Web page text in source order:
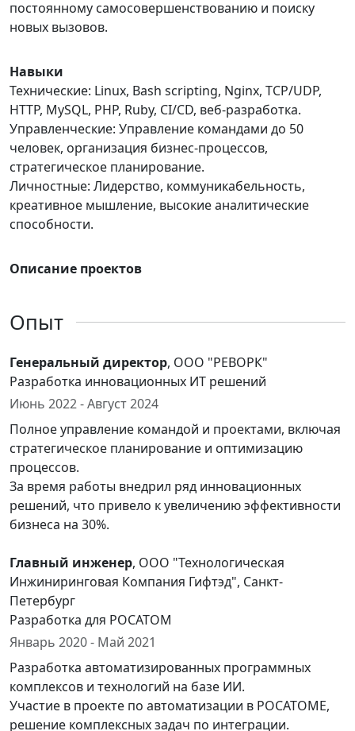
постоянному самосовершенствованию и поиску
новых вызовов.
Навыки
Технические: Linux, Bash scripting, Nginx, TCP/UDP,
HTTP, MySQL, PHP, Ruby, CI/CD, веб-разработка.
Управленческие: Управление командами до 50
человек, организация бизнес-процессов,
стратегическое планирование.
Личностные: Лидерство, коммуникабельность,
креативное мышление, высокие аналитические
способности.
Описание проектов
Опыт
Генеральный директор, ООО "РЕВОРК"
Разработка инновационных ИТ решений
Июнь 2022 - Август 2024
Полное управление командой и проектами, включая
стратегическое планирование и оптимизацию
процессов.
За время работы внедрил ряд инновационных
решений, что привело к увеличению эффективности
бизнеса на 30%.
Главный инженер, ООО "Технологическая
Инжиниринговая Компания Гифтэд", Санкт-
Петербург
Разработка для РОСАТОМ
Январь 2020 - Май 2021
Разработка автоматизированных программных
комплексов и технологий на базе ИИ.
Участие в проекте по автоматизации в РОСАТОМЕ,
решение комплексных задач по интеграции.